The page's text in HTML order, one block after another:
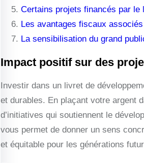
Certains projets financés par le
Les avantages fiscaux
La sensibilisation du grand
Impact positif sur des
Investir dans un livret de
et durables. En plaçant votre argent
d’initiatives qui soutiennent le
vous permet de donner un sens
et équitable pour les générations